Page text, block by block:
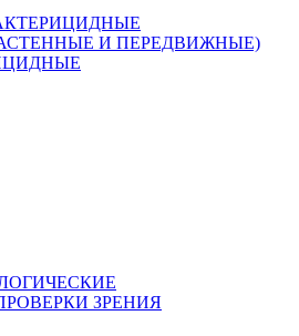
И ПЕРЕДВИЖНЫЕ)
ЗРЕНИЯ